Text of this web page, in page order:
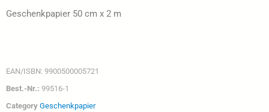
Geschenkpapier 50 cm x 2 m
EAN/ISBN: 9900500005721
Best.-Nr.: 99516-1
Category Geschenkpapier